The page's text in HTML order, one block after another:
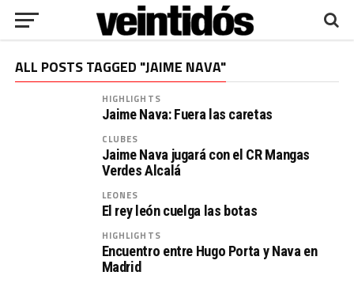
ALL POSTS TAGGED "JAIME NAVA"
HIGHLIGHTS
Jaime Nava: Fuera las caretas
CLUBES
Jaime Nava jugará con el CR Mangas
Verdes Alcalá
LEONES
El rey león cuelga las botas
HIGHLIGHTS
Encuentro entre Hugo Porta y Nava en
Madrid